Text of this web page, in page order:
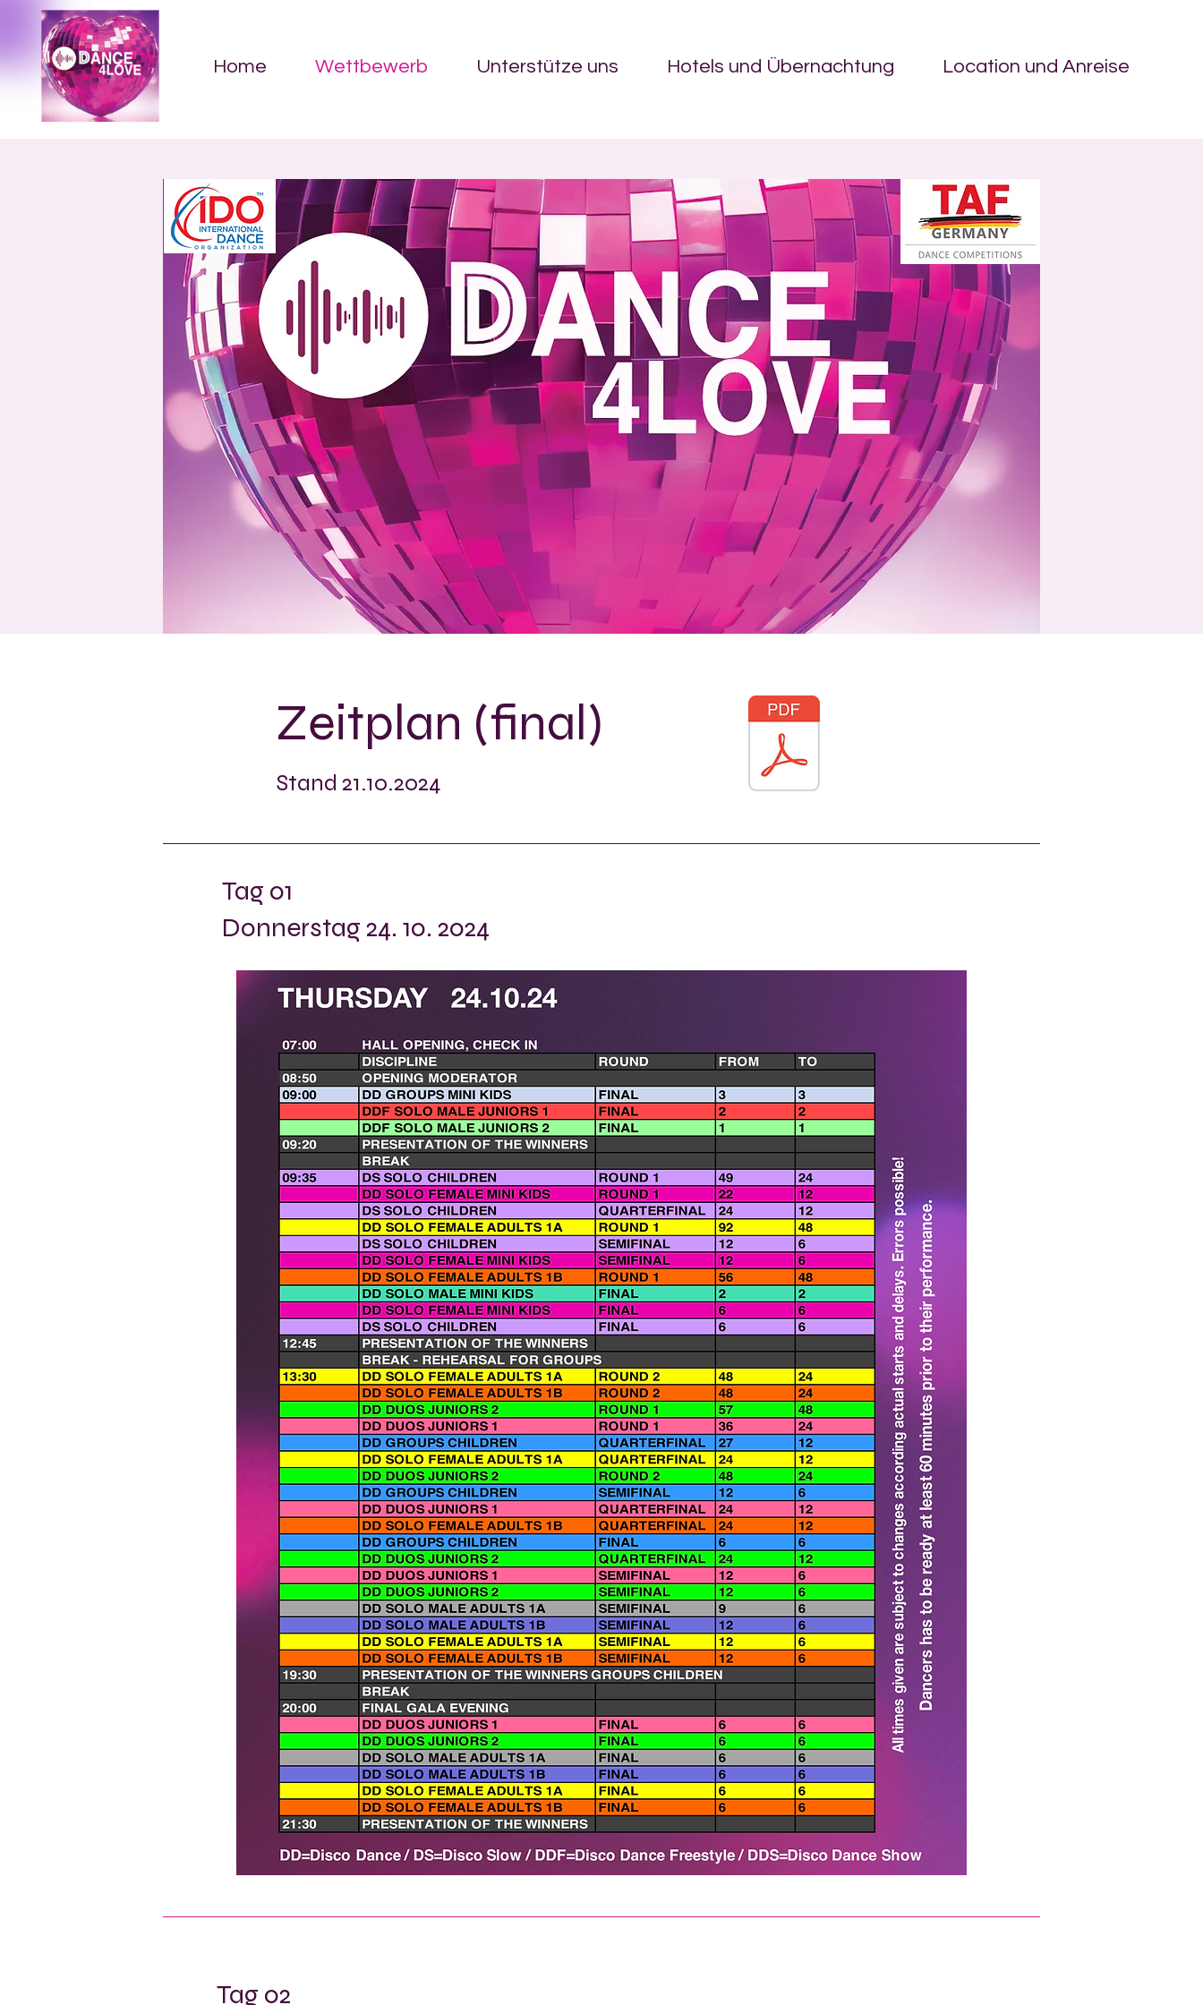
Home Wettbewerb Unterstütze uns Hotels und Übernachtung Location und Anreise
Grow Your Vision
Welcome visitors to your site with a short, engaging introduction.
Double click to edit and add your own text.
Start Now
Zeitplan (final)
Stand 21.10.2024
Tag 01
Donnerstag 24. 10. 2024
Tag 02